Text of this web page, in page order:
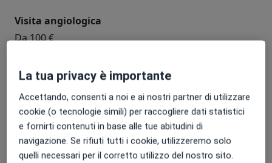
Visita angiologica
Da 100 €
Ecografia vene degli arti inferiori
Ecografia dell'arteria carotidea
Da 100 €
La tua privacy è importante
Accettando, consenti a noi e ai nostri partner di utilizzare
cookie (o tecnologie simili) per raccogliere dati statistici
e fornirti contenuti in base alle tue abitudini di
navigazione. Se rifiuti tutti i cookie, utilizzeremo solo
quelli necessari per il corretto utilizzo del nostro sito.